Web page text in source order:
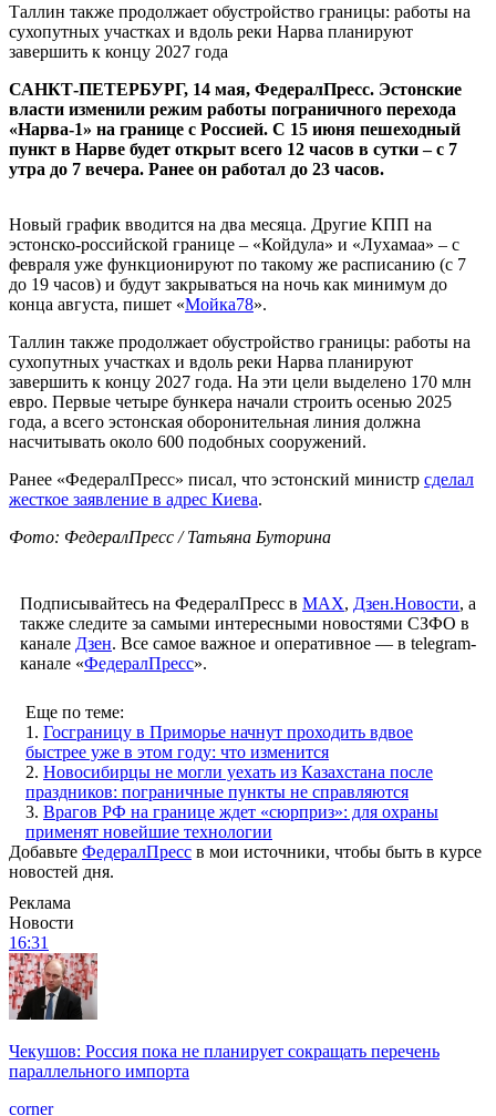
Таллин также продолжает обустройство границы: работы на
сухопутных участках и вдоль реки Нарва планируют
завершить к концу 2027 года
САНКТ-ПЕТЕРБУРГ, 14 мая, ФедералПресс. Эстонские
власти изменили режим работы пограничного перехода
«Нарва-1» на границе с Россией. С 15 июня пешеходный
пункт в Нарве будет открыт всего 12 часов в сутки – с 7
утра до 7 вечера. Ранее он работал до 23 часов.
Новый график вводится на два месяца. Другие КПП на
эстонско-российской границе – «Койдула» и «Лухамаа» – с
февраля уже функционируют по такому же расписанию (с 7
до 19 часов) и будут закрываться на ночь как минимум до
конца августа, пишет «Мойка78».
Таллин также продолжает обустройство границы: работы на
сухопутных участках и вдоль реки Нарва планируют
завершить к концу 2027 года. На эти цели выделено 170 млн
евро. Первые четыре бункера начали строить осенью 2025
года, а всего эстонская оборонительная линия должна
насчитывать около 600 подобных сооружений.
Ранее «ФедералПресс» писал, что эстонский министр сделал
жесткое заявление в адрес Киева.
Фото: ФедералПресс / Татьяна Буторина
Подписывайтесь на ФедералПресс в МАХ, Дзен.Новости, а
также следите за самыми интересными новостями СЗФО в
канале Дзен. Все самое важное и оперативное — в telegram-
канале «ФедералПресс».
Еще по теме:
1. Госграницу в Приморье начнут проходить вдвое
быстрее уже в этом году: что изменится
2. Новосибирцы не могли уехать из Казахстана после
праздников: пограничные пункты не справляются
3. Врагов РФ на границе ждет «сюрприз»: для охраны
применят новейшие технологии
Добавьте ФедералПресс в мои источники, чтобы быть в курсе
новостей дня.
Реклама
Новости
16:31
Чекушов: Россия пока не планирует сокращать перечень
параллельного импорта
corner